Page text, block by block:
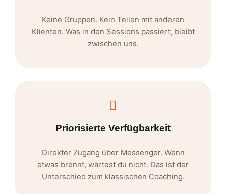
Keine Gruppen. Kein Teilen mit anderen
Klienten. Was in den Sessions passiert, bleibt
zwischen uns.
Priorisierte Verfügbarkeit
Direkter Zugang über Messenger. Wenn
etwas brennt, wartest du nicht. Das ist der
Unterschied zum klassischen Coaching.